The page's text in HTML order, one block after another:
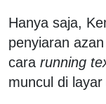
Hanya saja,
penyiaran
cara running
muncul di layar